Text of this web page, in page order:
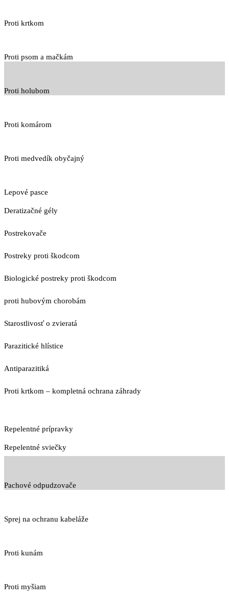
Proti krtkom
Proti psom a mačkám
Proti holubom
Proti komárom
Proti medvedík obyčajný
Lepové pasce
Deratizačné gély
Postrekovače
Postreky proti škodcom
Biologické postreky proti škodcom
proti hubovým chorobám
Starostlivosť o zvieratá
Parazitické hlístice
Antiparazitiká
Proti krtkom – kompletná ochrana záhrady
Repelentné prípravky
Repelentné sviečky
Pachové odpudzovače
Sprej na ochranu kabeláže
Proti kunám
Proti myšiam